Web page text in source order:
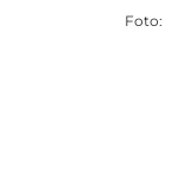
Foto: